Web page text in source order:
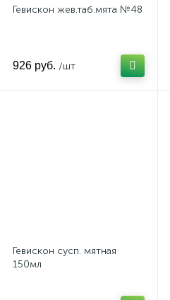
Гевискон жев.таб.мята №48
926 руб. /шт
Гевискон сусп. мятная
150мл